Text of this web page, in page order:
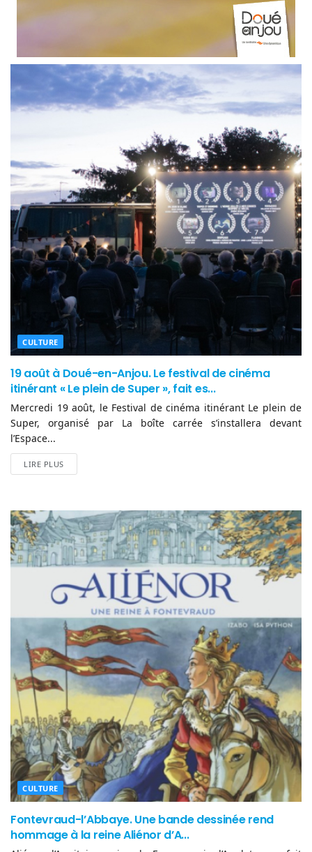
CULTURE
19 août à Doué-en-Anjou. Le festival de cinéma
itinérant « Le plein de Super », fait es...
Mercredi 19 août, le Festival de cinéma itinérant Le plein de
Super, organisé par La boîte carrée s’installera devant
l’Espace...
LIRE PLUS
CULTURE
Fontevraud-l’Abbaye. Une bande dessinée rend
hommage à la reine Aliénor d’A...